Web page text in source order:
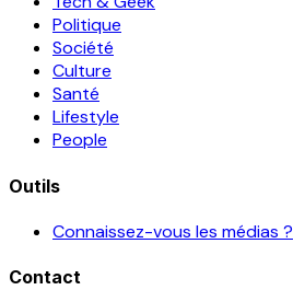
Politique
Société
Culture
Santé
Lifestyle
People
Outils
Connaissez-vous les médias ?
Contact